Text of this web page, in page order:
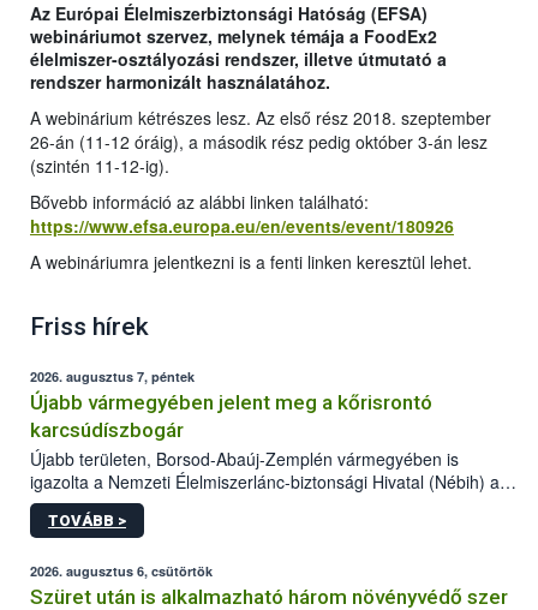
Az Európai Élelmiszerbiztonsági Hatóság (EFSA)
webináriumot szervez, melynek témája a FoodEx2
élelmiszer-osztályozási rendszer, illetve útmutató a
rendszer harmonizált használatához.
A webinárium kétrészes lesz. Az első rész 2018. szeptember
26-án (11-12 óráig), a második rész pedig október 3-án lesz
(szintén 11-12-ig).
Bővebb információ az alábbi linken található:
https://www.efsa.europa.eu/en/events/event/180926
A webináriumra jelentkezni is a fenti linken keresztül lehet.
Friss hírek
2026. augusztus 7, péntek
Újabb vármegyében jelent meg a kőrisrontó
karcsúdíszbogár
Újabb területen, Borsod-Abaúj-Zemplén vármegyében is
igazolta a Nemzeti Élelmiszerlánc-biztonsági Hivatal (Nébih) a
kőrisrontó karcsúdíszbogár (Agrilus planipennis) jelenlétét. A
kártevőt nem csak színcsapdában találták meg, de már fertőzött
az intenzív felderítést, emellett az intézkedéseket a szlovák
hatósággal is összehangolják a terjedés megállítása érdekében.
TOVÁBB >
2026. augusztus 6, csütörtök
Szüret után is alkalmazható három növényvédő szer